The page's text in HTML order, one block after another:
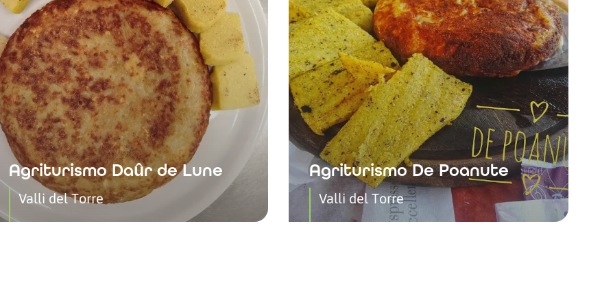
Agriturismo Daûr de Lune
Valli del Torre
Agriturismo De Poanute
Valli del Torre